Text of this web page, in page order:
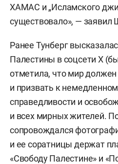
ХАМАС и „Исламского
существовало», — заявил
Ранее Тунберг
Палестины в соцсети X
отметила, что мир
и призвать к
справедливости и
и всех мирных жителей.
сопровождался
и ее соратницы держат
«Свободу Палестине» и